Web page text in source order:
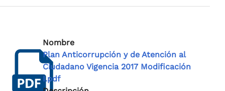
Nombre
Plan Anticorrupción y de Atención al
Ciudadano Vigencia 2017 Modificación
I.pdf